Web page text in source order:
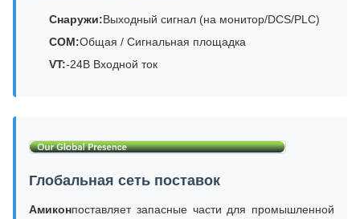
Снаружи:Выходный сигнал (на монитор/DCS/PLC)
COM:Общая / Сигнальная площадка
VT:-24В Входной ток
Глобальная сеть поставок
Амиконпоставляет запасные части для промышленной